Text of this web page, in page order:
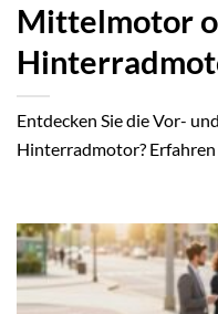
Mittelmotor
Entdecken Sie die Vor-
Hinterradmotor? Erfahren